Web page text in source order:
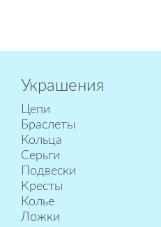
Украшения
Цепи
Браслеты
Кольца
Серьги
Подвески
Кресты
Колье
Ложки